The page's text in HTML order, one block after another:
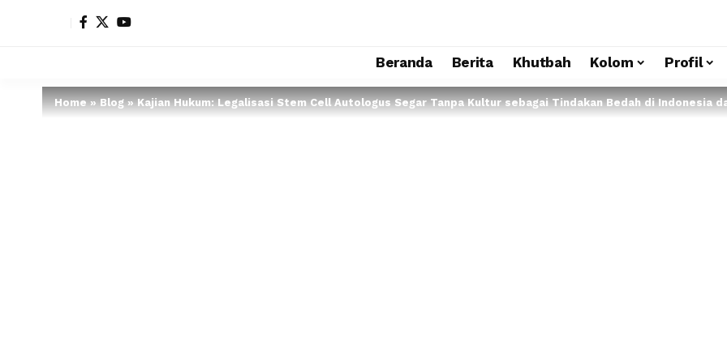
Beranda Berita Khutbah Kolom Profil
Home»Blog»Kajian Hukum: Legalisasi Stem Cell Autologus Segar Tanpa Kultur sebagai Tindakan Bedah di Indonesia